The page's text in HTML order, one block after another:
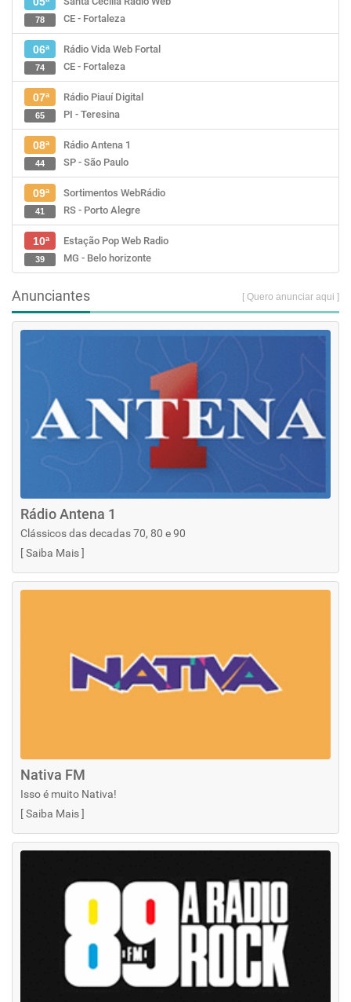
CE - Fortaleza
78
06ª
Rádio Vida Web Fortal
CE - Fortaleza
74
07ª
Rádio Piauí Digital
PI - Teresina
65
08ª
Rádio Antena 1
SP - São Paulo
44
09ª
Sortimentos WebRádio
RS - Porto Alegre
41
10ª
Estação Pop Web Radio
MG - Belo horizonte
39
Anunciantes [ Quero anunciar aqui ]
Rádio Antena 1
Clássicos das decadas 70, 80 e 90
[Saiba Mais]
Nativa FM
Isso é muito Nativa!
[Saiba Mais]